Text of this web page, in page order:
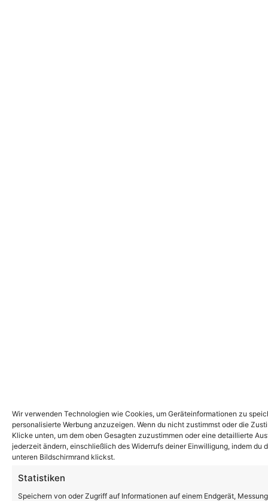
Wir verwenden Technologien wie Cookies, um Geräteinformationen zu
personalisierte Werbung anzuzeigen. Wenn du nicht zustimmst oder die
Klicke unten, um dem oben Gesagten zuzustimmen oder eine detaillierte
jederzeit ändern, einschließlich des Widerrufs deiner Einwilligung, indem
unteren Bildschirmrand klickst.
Statistiken
Speichern von oder Zugriff auf Informationen auf einem Endgerät,